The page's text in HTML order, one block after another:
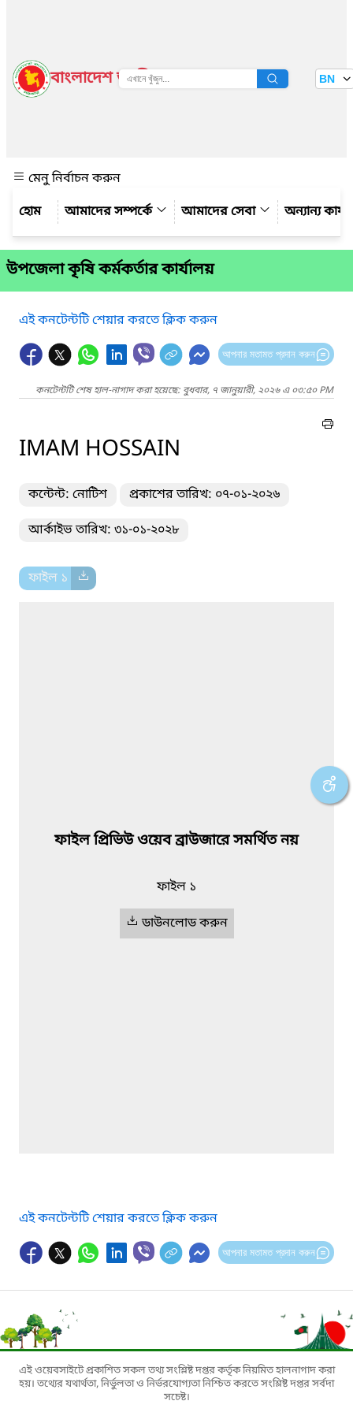
বাংলাদেশ জাতীয় তথ্য বাতায়ন BN
মেনু নির্বাচন করুন
আমাদের সম্পর্কে
আমাদের সেবা অন্যান্য
উপজেলা কৃষি কর্মকর্তার কার্যালয়
এই কনটেন্টটি শেয়ার করতে ক্লিক করুন
আপনার মতামত প্রদান করুন
কনটেন্টটি শেষ হাল-নাগাদ করা হয়েছে: বুধবার, ৭ জানুয়ারী, ২০২৬ এ ০৩:৫০ PM
IMAM HOSSAIN
কন্টেন্ট: নোটিশ প্রকাশের তারিখ: ০৭-০১-২০২৬
আর্কাইভ তারিখ: ৩১-০১-২০২৮
ফাইল ১
ফাইল প্রিভিউ ওয়েব ব্রাউজারে সমর্থিত নয়
ফাইল ১
ডাউনলোড করুন
এই কনটেন্টটি শেয়ার করতে ক্লিক করুন
আপনার মতামত প্রদান করুন
এই ওয়েবসাইটে প্রকাশিত সকল তথ্য সংশ্লিষ্ট দপ্তর কর্তৃক নিয়মিত হালনাগাদ করা
হয়। তথ্যের যথার্থতা, নির্ভুলতা ও নির্ভরযোগ্যতা নিশ্চিত করতে সংশ্লিষ্ট দপ্তর সর্বদা
সচেষ্ট।